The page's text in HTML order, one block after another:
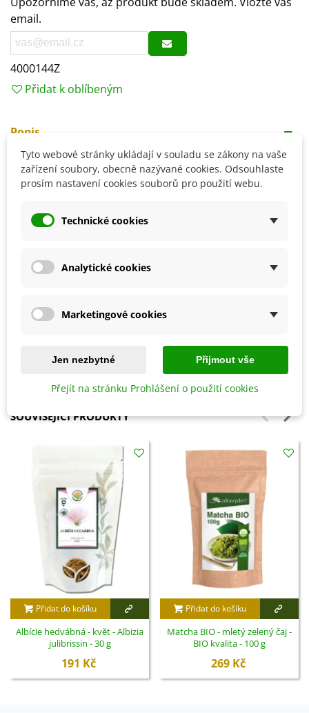
email.
4000144Z
Přidat k oblíbeným
Popis
Tradiční užití:
Jednu čajovou lžičku sušené nati přelijeme 200–250 ml
Poté scedíme a takto připravený nálev užíváme až 3×
denně.
Upozornění:Nenahrazuje pestrou stravu. Ukládejte
Doplněk stravy
SOUVISEJÍCÍ PRODUKTY
Přidat do košíku
Albície hedvábná - květ - Albizia
julibrissin - 30 g
191 Kč
Přidat do košíku
Matcha BIO - mletý zelený čaj -
BIO kvalita - 100 g
269 Kč
Tyto webové stránky ukládají v souladu se zákony na vaše
zařízení soubory, obecně nazývané cookies. Odsouhlaste
prosím nastavení cookies souborů pro použití webu.
Technické cookies
Analytické cookies
Marketingové cookies
Jen nezbytné Přijmout vše
Přejít na stránku Prohlášení o použití cookies